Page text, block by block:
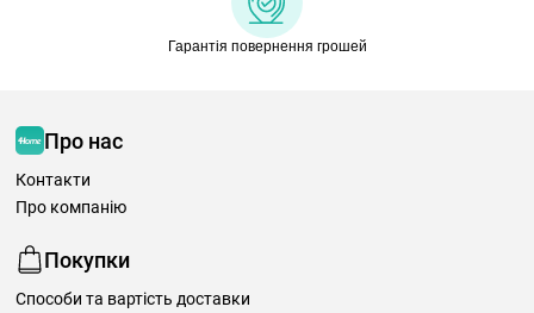
Гарантія повернення грошей
Про нас
Контакти
Про компанію
Покупки
Способи та вартість доставки